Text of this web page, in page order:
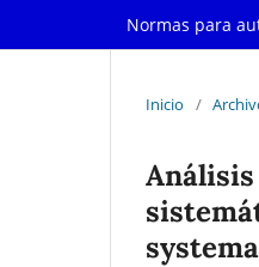
Normas para
Inicio /